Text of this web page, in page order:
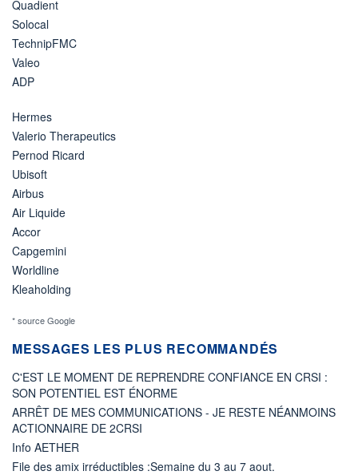
Quadient
Solocal
TechnipFMC
Valeo
ADP
Hermes
Valerio Therapeutics
Pernod Ricard
Ubisoft
Airbus
Air Liquide
Accor
Capgemini
Worldline
Kleaholding
* source Google
MESSAGES LES PLUS RECOMMANDÉS
C'EST LE MOMENT DE REPRENDRE CONFIANCE EN CRSI :
SON POTENTIEL EST ÉNORME
ARRÊT DE MES COMMUNICATIONS - JE RESTE NÉANMOINS
ACTIONNAIRE DE 2CRSI
Info AETHER
File des amix irréductibles :Semaine du 3 au 7 aout.